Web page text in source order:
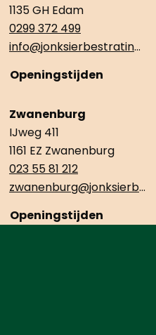
1135 GH Edam
0299 372 499
info@jonksierbestrating.nl
Openingstijden
Zwanenburg
IJweg 411
1161 EZ Zwanenburg
023 55 81 212
zwanenburg@jonksierbestrating.nl
Openingstijden